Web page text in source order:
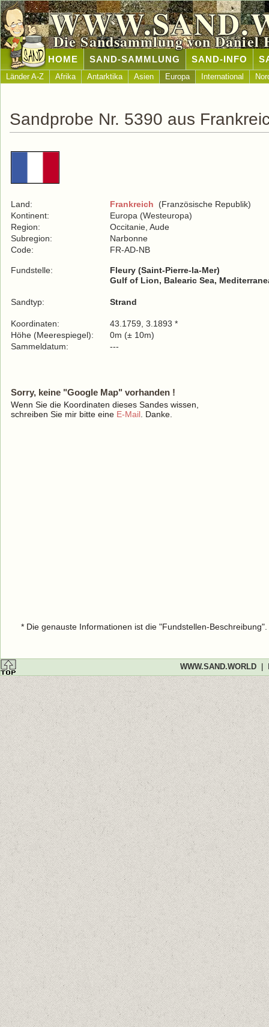
Die Sandsammlung von Daniel
HOME SAND-SAMMLUNG SAND-INFO
Länder A-Z Afrika Antarktika Asien Europa International
Sandprobe Nr. 5390 aus
Land: Frankreich (Französische Republik)
Kontinent:
Europa (Westeuropa)
Region:
Occitanie, Aude
Subregion:
Narbonne
Code:
FR-AD-NB
Fundstelle:
Fleury (Saint-Pierre-la-Mer)
Gulf of Lion, Balearic Sea,
Sandtyp: Strand
Koordinaten:
43.1759, 3.1893 *
Höhe (Meerespiegel):
0m (± 10m)
Sammeldatum:
---
Sorry, keine "Google Map" vorhanden !
Wenn Sie die Koordinaten dieses Sandes wissen,
schreiben Sie mir bitte eine E-Mail . Danke.
* Die genauste Informationen ist die "Fundstellen-
WWW.SAND.WORLD|